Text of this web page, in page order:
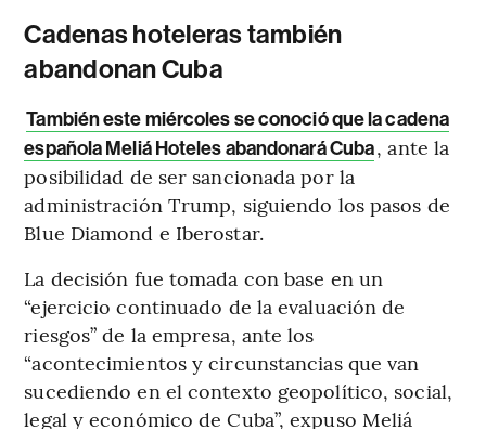
Cadenas hoteleras también
abandonan Cuba
También este miércoles se conoció que la cadena
española Meliá Hoteles abandonará Cuba, ante la
posibilidad de ser sancionada por la
administración Trump, siguiendo los pasos de
Blue Diamond e Iberostar.
La decisión fue tomada con base en un
“ejercicio continuado de la evaluación de
riesgos” de la empresa, ante los
“acontecimientos y circunstancias que van
sucediendo en el contexto geopolítico, social,
legal y económico de Cuba”, expuso Meliá